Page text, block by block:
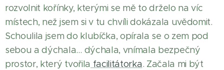
rozvolnit kořínky, kterými se mě to drželo na víc
místech, než jsem si v tu chvíli dokázala uvědomit.
Schoulila jsem do klubíčka, opírala se o zem pod
sebou a dýchala… dýchala, vnímala bezpečný
prostor, který tvořila facilitátorka. Začala mi být